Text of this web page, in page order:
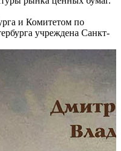
и Комитетом по
учреждена Санкт-